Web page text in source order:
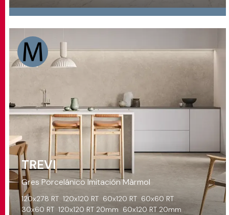
TREVI
Gres Porcelánico Imitación Màrmol
120x278 RT 120x120 RT 60x120 RT 60x60 RT
30x60 RT 120x120 RT 20mm 60x120 RT 20mm